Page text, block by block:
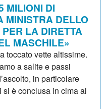
MILIONI DI
MINISTRA DELLO
LA DIRETTA
MASCHILE»
toccato vette altissime.
a salite e passi
in particolare
è conclusa in cima al